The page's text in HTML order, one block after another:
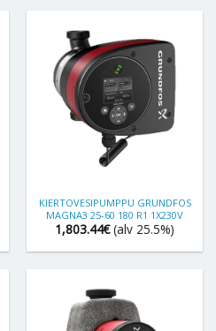
KIERTOVESIPUMPPU GRUNDFOS
MAGNA3 25-60 180 R1 1X230V
1,803.44€ (alv 25.5%)